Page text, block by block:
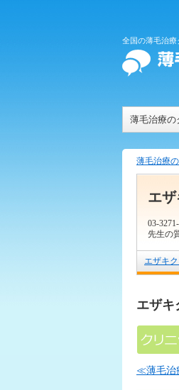
全国の薄毛治療
薄毛治療の
薄毛治療
エ
03-
先生の
エザキ
エザキ
≪薄毛治